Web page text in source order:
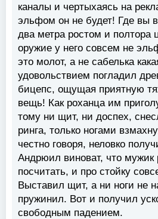
каналы и чертыхаясь на
эльфом он не будет! Где вы
два метра ростом и полтора
оружие у него совсем не
это молот, а не сабелька
удовольствием погладил
бицепс, ощущая приятную
вещь! Как роханца им
тому ни щит, ни доспех,
ринга, только ногами
честно говоря, неловко
Андрюил виноват, что
посчитать, и про стойку
Выставил щит, а ни ноги не
пружинил. Вот и получил
свободным падением.